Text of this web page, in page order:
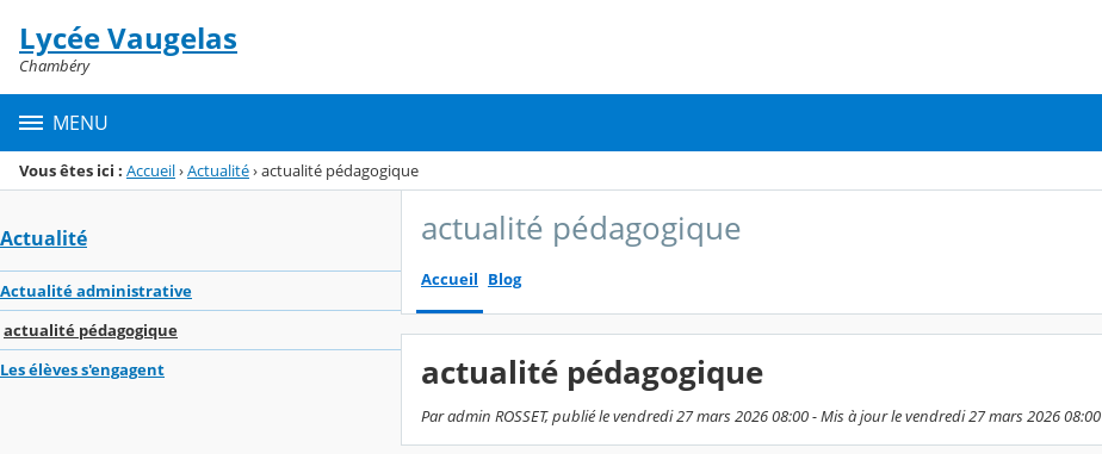
Menu de la rubrique
Contenu
Lycée Vaugelas
Chambéry
MENU
Vous êtes ici : Accueil›Actualité›actualité pédagogique
Actualité
Actualité administrative
actualité pédagogique
Les élèves s'engagent
actualité pédagogique
Accueil Blog
actualité pédagogique
Par admin ROSSET, publié le vendredi 27 mars 2026 08:00 - Mis à jour le vendredi 27 mars 2026 08:00